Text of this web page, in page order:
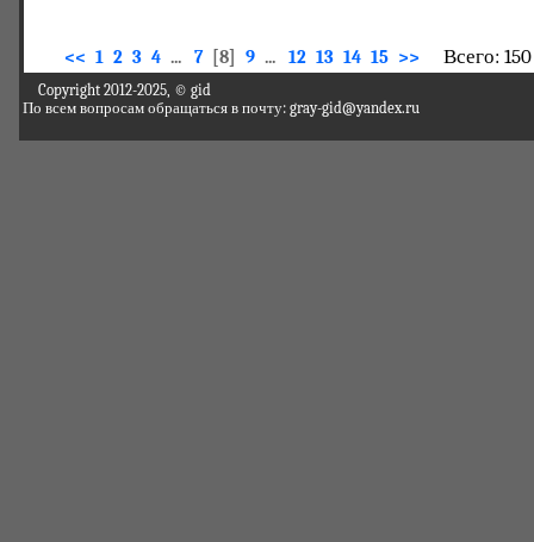
<< 1 2 3 4 ... 7 [8] 9 ... 12 13 14 15 >> Всего:
Copyright 2012-2025, © gid
По всем вопросам обращаться в почту: gray-gid@yandex.ru